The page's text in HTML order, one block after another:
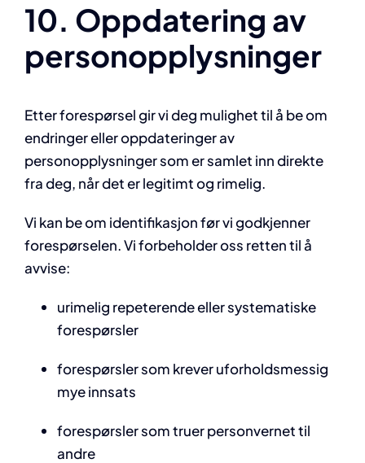
10. Oppdatering av
personopplysninger
Etter forespørsel gir vi deg mulighet til å be om
endringer eller oppdateringer av
personopplysninger som er samlet inn direkte
fra deg, når det er legitimt og rimelig.
Vi kan be om identifikasjon før vi godkjenner
forespørselen. Vi forbeholder oss retten til å
avvise:
urimelig repeterende eller systematiske
forespørsler
forespørsler som krever uforholdsmessig
mye innsats
forespørsler som truer personvernet til
andre